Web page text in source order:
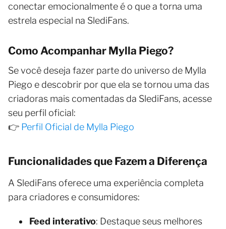
conectar emocionalmente é o que a torna uma
estrela especial na SlediFans.
Como Acompanhar Mylla Piego?
Se você deseja fazer parte do universo de Mylla
Piego e descobrir por que ela se tornou uma das
criadoras mais comentadas da SlediFans, acesse
seu perfil oficial:
👉 Perfil Oficial de Mylla Piego
Funcionalidades que Fazem a Diferença
A SlediFans oferece uma experiência completa
para criadores e consumidores:
Feed interativo: Destaque seus melhores